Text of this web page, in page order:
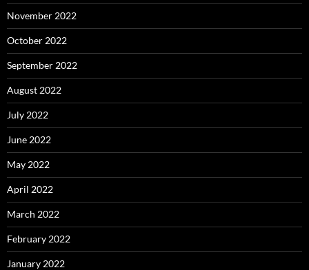
November 2022
October 2022
September 2022
August 2022
July 2022
June 2022
May 2022
April 2022
March 2022
February 2022
January 2022